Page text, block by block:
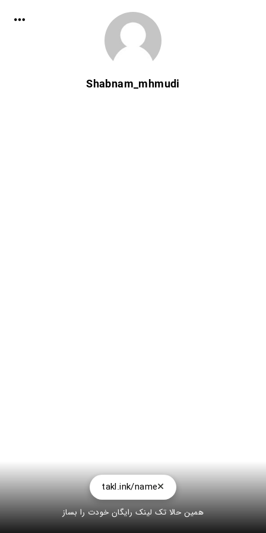
Shabnam_mhmudi
takl.ink/name
همین حالا تک لینک رایگان خودت را بساز